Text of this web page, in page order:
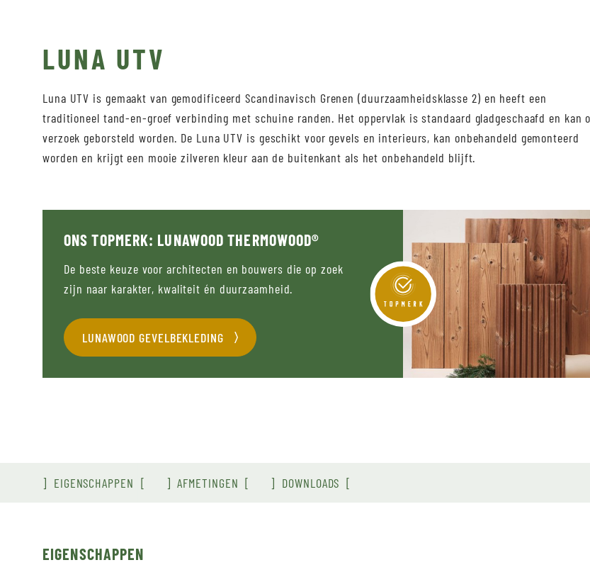
LUNA UTV
Luna UTV is gemaakt van gemodificeerd Scandinavisch Grenen (duurzaamheidsklasse 2) en heeft een
traditioneel tand-en-groef verbinding met schuine randen. Het oppervlak is standaard gladgeschaafd en kan
verzoek geborsteld worden. De Luna UTV is geschikt voor gevels en interieurs, kan onbehandeld gemonteerd
worden en krijgt een mooie zilveren kleur aan de buitenkant als het onbehandeld blijft.
ONS TOPMERK: LUNAWOOD THERMOWOOD®
De beste keuze voor architecten en bouwers die op zoek
zijn naar karakter, kwaliteit én duurzaamheid.
LUNAWOOD GEVELBEKLEDING
EIGENSCHAPPEN AFMETINGEN DOWNLOADS
EIGENSCHAPPEN